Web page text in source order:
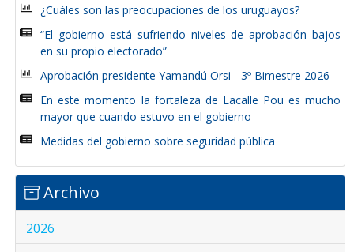
¿Cuáles son las preocupaciones de los uruguayos?
“El gobierno está sufriendo niveles de aprobación bajos
en su propio electorado”
Aprobación presidente Yamandú Orsi - 3º Bimestre 2026
En este momento la fortaleza de Lacalle Pou es mucho
mayor que cuando estuvo en el gobierno
Medidas del gobierno sobre seguridad pública
Archivo
2026